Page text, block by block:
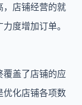
，店铺经营的就
度增加订单。
覆盖了店铺的应
优化店铺各项数